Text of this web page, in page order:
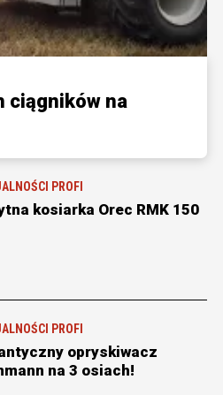
ciągników na
PROFI
kosiarka Orec RMK 150
PROFI
opryskiwacz
na 3 osiach!